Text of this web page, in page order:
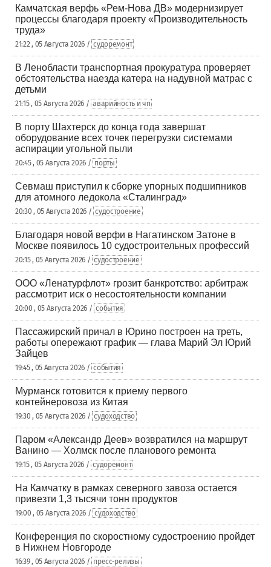
Камчатская верфь «Рем-Нова ДВ» модернизирует
процессы благодаря проекту «Производительность
труда»
21:22 , 05 Августа 2026 / судоремонт
В Ленобласти транспортная прокуратура проверяет
обстоятельства наезда катера на надувной матрас с
детьми
21:15 , 05 Августа 2026 / аварийность и чп
В порту Шахтерск до конца года завершат
оборудование всех точек перегрузки системами
аспирации угольной пыли
20:45 , 05 Августа 2026 / порты
Севмаш приступил к сборке упорных подшипников
для атомного ледокола «Сталинград»
20:30 , 05 Августа 2026 / судостроение
Благодаря новой верфи в Нагатинском Затоне в
Москве появилось 10 судостроительных профессий
20:15 , 05 Августа 2026 / судостроение
ООО «Ленатурфлот» грозит банкротство: арбитраж
рассмотрит иск о несостоятельности компании
20:00 , 05 Августа 2026 / события
Пассажирский причал в Юрино построен на треть,
работы опережают график — глава Марий Эл Юрий
Зайцев
19:45 , 05 Августа 2026 / события
Мурманск готовится к приему первого
контейнеровоза из Китая
19:30 , 05 Августа 2026 / судоходство
Паром «Александр Деев» возвратился на маршрут
Ванино — Холмск после планового ремонта
19:15 , 05 Августа 2026 / судоремонт
На Камчатку в рамках северного завоза остается
привезти 1,3 тысячи тонн продуктов
19:00 , 05 Августа 2026 / судоходство
Конференция по скоростному судостроению пройдет
в Нижнем Новгороде
16:39 , 05 Августа 2026 / пресс-релизы